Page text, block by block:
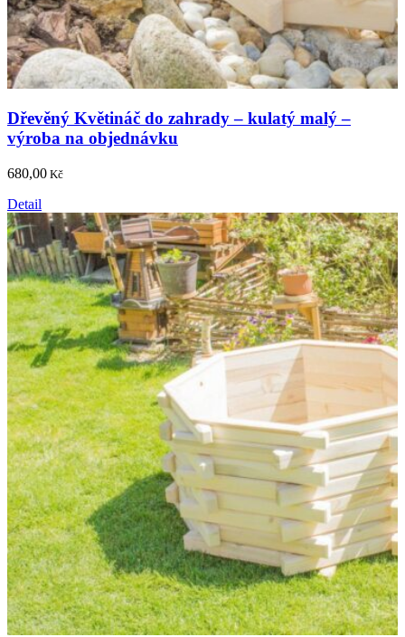
Dřevěný Květináč do zahrady – kulatý malý –
výroba na objednávku
680,00 Kč
Detail